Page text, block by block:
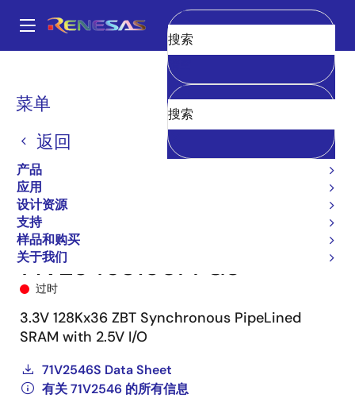
到
Main
navigation
菜单
返回
产品
应用
设计资源
支持
样品和购买
关于我们
清空
面
屑
71V2546S150PFG8
过时
3.3V 128Kx36 ZBT Synchronous PipeLined
SRAM with 2.5V I/O
71V2546S Data Sheet
有关 71V2546 的所有信息